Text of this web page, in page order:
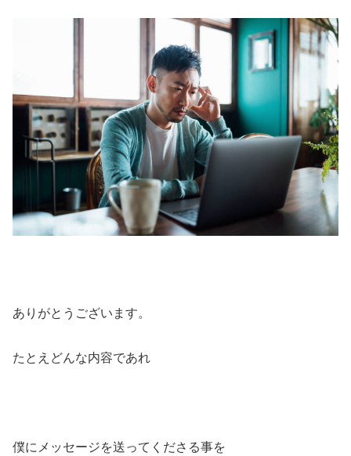
ありがとうございます。
たとえどんな内容であれ
僕にメッセージを送ってくださる事を